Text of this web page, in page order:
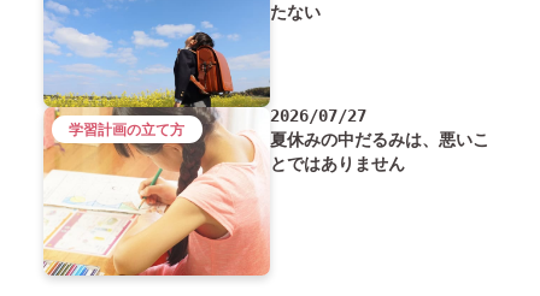
たない
2026/07/27
夏休みの中だるみは、悪いこ
とではありません
学習計画の立て方